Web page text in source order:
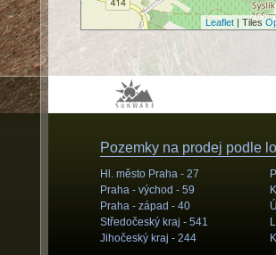
Leaflet| Tiles
Pozemky na prodej podle
Hl. město Praha - 27
Praha - východ - 59
Praha - západ - 40
Středočeský kraj - 541
Jihočeský kraj - 244